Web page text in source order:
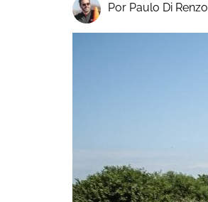
Por Paulo Di Renzo